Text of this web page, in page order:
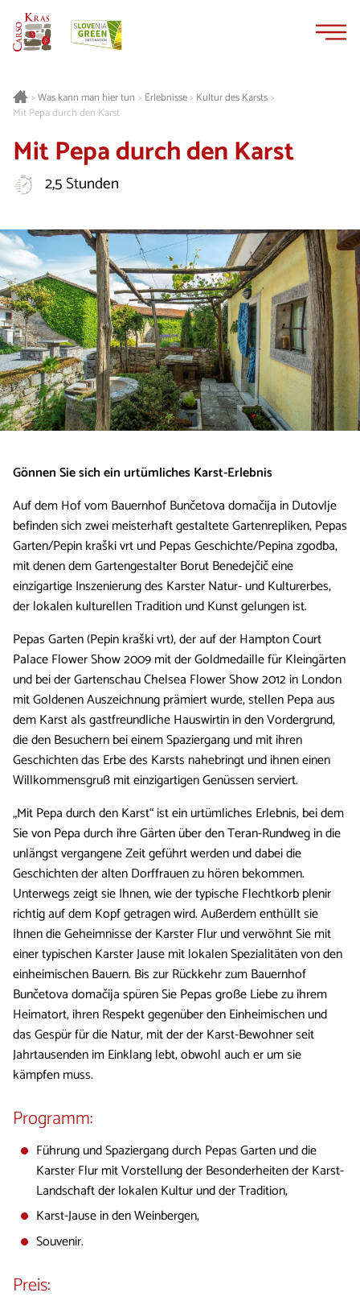
>Was kann man hier tun > Erlebnisse> Kultur des Karsts>
Mit Pepa durch den Karst
Mit Pepa durch den Karst
2,5 Stunden
Gönnen Sie sich ein urtümliches Karst-Erlebnis
Auf dem Hof vom Bauernhof Bunčetova domačija in Dutovlje
befinden sich zwei meisterhaft gestaltete Gartenrepliken, Pepas
Garten/Pepin kraški vrt und Pepas Geschichte/Pepina zgodba,
mit denen dem Gartengestalter Borut Benedejčič eine
einzigartige Inszenierung des Karster Natur- und Kulturerbes,
der lokalen kulturellen Tradition und Kunst gelungen ist.
Pepas Garten (Pepin kraški vrt), der auf der Hampton Court
Palace Flower Show 2009 mit der Goldmedaille für Kleingärten
und bei der Gartenschau Chelsea Flower Show 2012 in London
mit Goldenen Auszeichnung prämiert wurde, stellen Pepa aus
dem Karst als gastfreundliche Hauswirtin in den Vordergrund,
die den Besuchern bei einem Spaziergang und mit ihren
Geschichten das Erbe des Karsts nahebringt und ihnen einen
Willkommensgruß mit einzigartigen Genüssen serviert.
„Mit Pepa durch den Karst“ ist ein urtümliches Erlebnis, bei dem
Sie von Pepa durch ihre Gärten über den Teran-Rundweg in die
unlängst vergangene Zeit geführt werden und dabei die
Geschichten der alten Dorffrauen zu hören bekommen.
Unterwegs zeigt sie Ihnen, wie der typische Flechtkorb plenir
richtig auf dem Kopf getragen wird. Außerdem enthüllt sie
Ihnen die Geheimnisse der Karster Flur und verwöhnt Sie mit
einer typischen Karster Jause mit lokalen Spezialitäten von den
einheimischen Bauern. Bis zur Rückkehr zum Bauernhof
Bunčetova domačija spüren Sie Pepas große Liebe zu ihrem
Heimatort, ihren Respekt gegenüber den Einheimischen und
das Gespür für die Natur, mit der der Karst-Bewohner seit
Jahrtausenden im Einklang lebt, obwohl auch er um sie
kämpfen muss.
Programm:
Führung und Spaziergang durch Pepas Garten und die
Karster Flur mit Vorstellung der Besonderheiten der Karst-
Landschaft der lokalen Kultur und der Tradition,
Karst-Jause in den Weinbergen,
Souvenir.
Preis: